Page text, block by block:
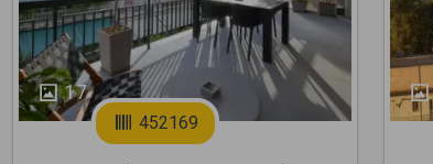
17
452169